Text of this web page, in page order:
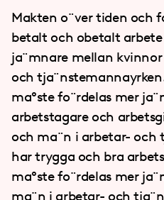
Makten o¨ver tiden och
betalt och obetalt arbete
ja¨mnare mellan
och
ma°ste fo¨rdelas mer
arbetstagare och
och ma¨n i arbetar- och
har trygga och bra
ma°ste fo¨rdelas mer
ma¨n i arbetar- och